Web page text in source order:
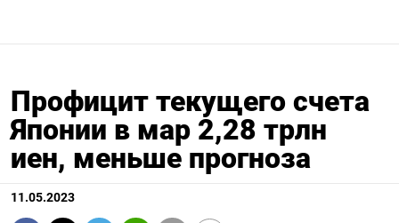
Профицит текущего счета
Японии в мар 2,28 трлн
иен, меньше прогноза
11.05.2023